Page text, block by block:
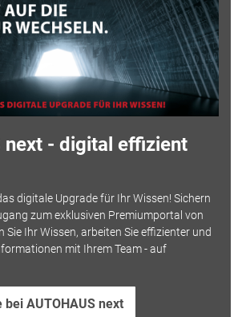
next - digital effizient
digitale Upgrade für Ihr Wissen! Sichern
zum exklusiven Premiumportal von
Sie Ihr Wissen, arbeiten Sie effizienter und
mit Ihrem Team - auf
AUTOHAUS next